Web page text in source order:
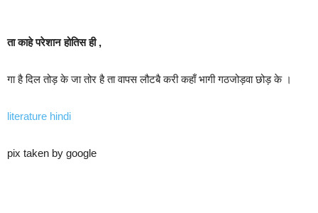
ता काहे परेशान होतिस ही ,
गा है दिल तोड़ के जा तोर है ता वापस लौटबै करी कहाँ भागी गठजोड़वा छोड़ के ।
literature hindi
pix taken by google